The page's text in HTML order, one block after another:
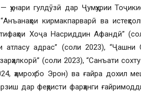
ҳунари гулдӯзӣ дар Ҷумҳурии
кирмакпарварӣ ва
Хоҷа Насриддин Афандӣ”
атласу адрас” (соли 2023),
(соли 2023), “Санъати
ҳамроҳ бо Эрон) ва ғайра дохил
дар феҳристи фарҳанги